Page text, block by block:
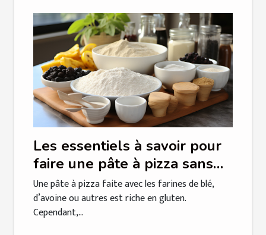
Les essentiels à savoir pour
faire une pâte à pizza sans
gluten
Une pâte à pizza faite avec les farines de blé,
d’avoine ou autres est riche en gluten.
Cependant,...